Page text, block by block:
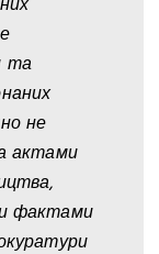
та
не
актами
фактами